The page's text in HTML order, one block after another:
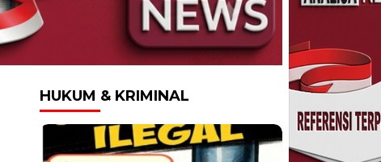
HUKUM & KRIMINAL